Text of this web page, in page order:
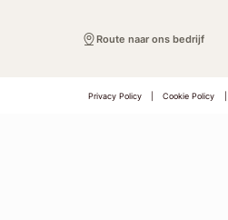
Route naar ons bedrijf
Privacy Policy Cookie Policy